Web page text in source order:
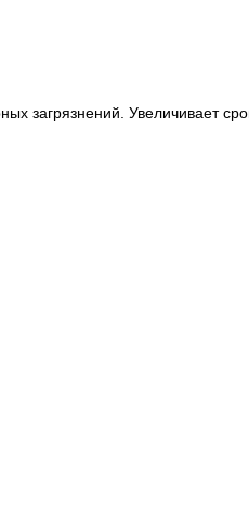
загрязнений. Увеличивает